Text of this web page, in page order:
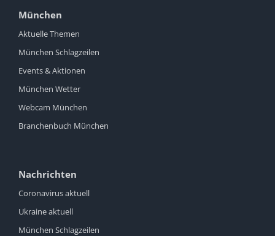
München
Aktuelle Themen
München Schlagzeilen
Events & Aktionen
München Wetter
Webcam München
Branchenbuch München
Nachrichten
Coronavirus aktuell
Ukraine aktuell
München Schlagzeilen